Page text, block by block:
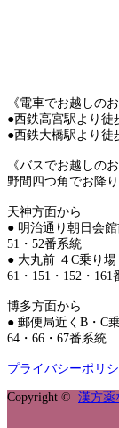
《電車でお越しの
●西鉄高宮駅より徒
●西鉄大橋駅より徒
《バスでお越しの
野間四つ角でお降
天神方面から
● 明治通り朝日会
51・52番系統
● 大丸前 ４C乗り場
61・151・152・161
博多方面から
● 郵便局近くB・C
64・66・67番系統
プライバシーポリ
Copyright © 漢方薬